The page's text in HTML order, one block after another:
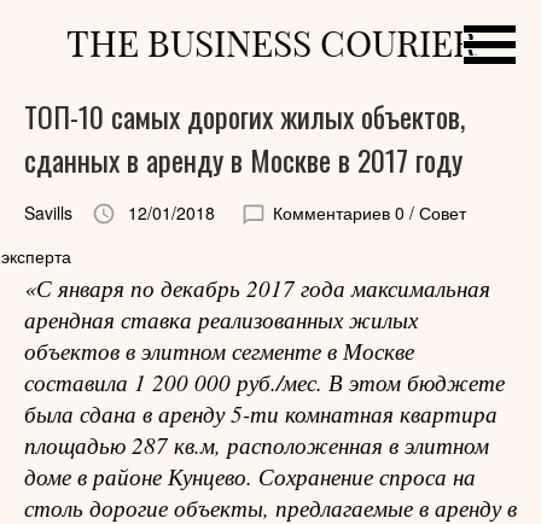
THE BUSINESS COURIER
ТОП-10 самых дорогих жилых объектов,
сданных в аренду в Москве в 2017 году
Savills 12/01/2018 Комментариев 0 / Совет
эксперта
«С января по декабрь 2017 года максимальная
арендная ставка реализованных жилых
объектов в элитном сегменте в Москве
составила 1 200 000 руб./мес. В этом бюджете
была сдана в аренду 5-ти комнатная квартира
площадью 287 кв.м, расположенная в элитном
доме в районе Кунцево. Сохранение спроса на
столь дорогие объекты, предлагаемые в аренду в